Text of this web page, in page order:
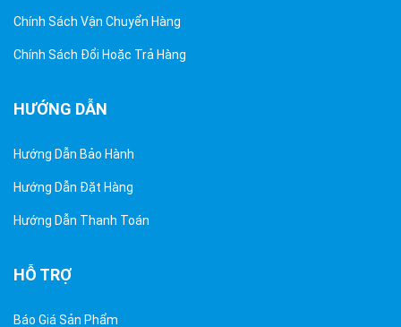
Chính Sách Vận Chuyển Hàng
Chính Sách Đổi Hoặc Trả Hàng
HƯỚNG DẪN
Hướng Dẫn Bảo Hành
Hướng Dẫn Đặt Hàng
Hướng Dẫn Thanh Toán
HỖ TRỢ
Báo Giá Sản Phẩm